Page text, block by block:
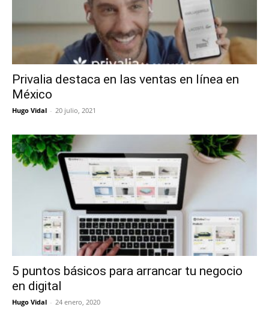
Privalia destaca en las ventas en línea en
México
Hugo Vidal - 20 julio, 2021
5 puntos básicos para arrancar tu negocio
en digital
Hugo Vidal - 24 enero, 2020